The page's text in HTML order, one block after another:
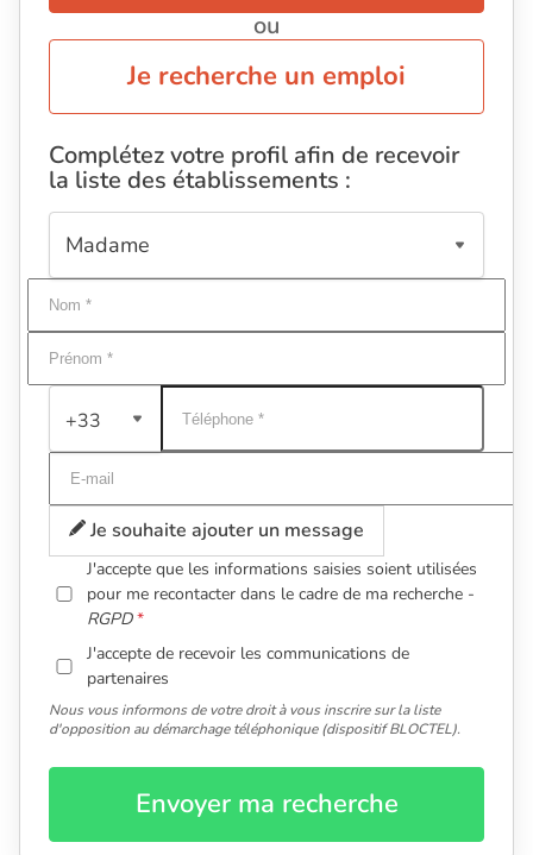
ou
Je recherche un emploi
Complétez votre profil afin de recevoir
la liste des établissements :
+33
Je souhaite ajouter un message
J'accepte que les informations saisies soient utilisées
pour me recontacter dans le cadre de ma recherche -
RGPD
J'accepte de recevoir les communications de
partenaires
Nous vous informons de votre droit à vous inscrire sur la liste
d'opposition au démarchage téléphonique (dispositif BLOCTEL).
Envoyer ma recherche